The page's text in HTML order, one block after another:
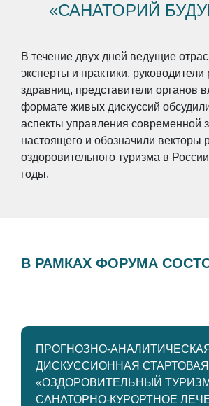
«САНАТОРИЙ
В течение двух дней ведущие
эксперты и практики, руководители
здравниц, представители органов
формате живых дискуссий
аспекты управления современной
настоящего и обозначили векторы
оздоровительного туризма в
годы.
В РАМКАХ ФОРУМА
ПРОГНОЗНО-
ДИСКУССИОННАЯ
«ОЗДОРОВИТЕЛЬНЫЙ
САНАТОРНО-КУРОРТНОЕ